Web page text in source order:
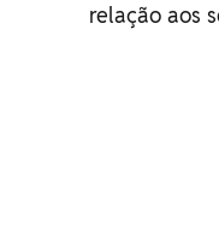
relação aos